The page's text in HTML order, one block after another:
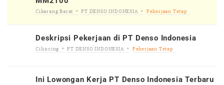
Cikarang Barat PT DENSO INDONESIA Pekerjaan Tetap
Deskripsi Pekerjaan di PT Denso Indonesia
Cilincing PT DENSO INDONESIA Pekerjaan Tetap
Ini Lowongan Kerja PT Denso Indonesia Terbaru